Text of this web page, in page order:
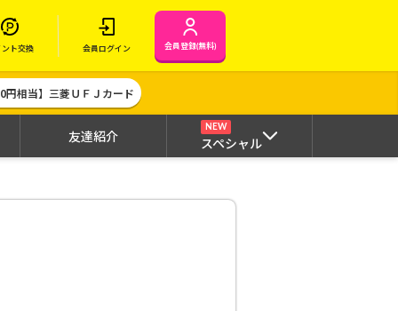
ント交換 会員ログイン 会員登録(無料)
円相当】三菱ＵＦＪカード
友達紹介
NEW
スペシャル